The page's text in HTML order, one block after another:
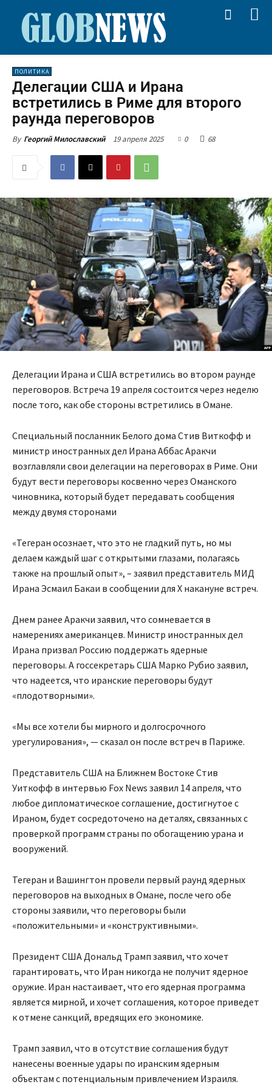
ПОЛИТИКА
Делегации США и Ирана
встретились в Риме для второго
раунда переговоров
By Георгий Милославский 19 апреля 2025 0 68
Делегации Ирана и США встретились во втором раунде
переговоров. Встреча 19 апреля состоится через неделю
после того, как обе стороны встретились в Омане.
Специальный посланник Белого дома Стив Виткофф и
министр иностранных дел Ирана Аббас Аракчи
возглавляли свои делегации на переговорах в Риме. Они
будут вести переговоры косвенно через Оманского
чиновника, который будет передавать сообщения
между двумя сторонами
«Тегеран осознает, что это не гладкий путь, но мы
делаем каждый шаг с открытыми глазами, полагаясь
также на прошлый опыт», – заявил представитель МИД
Ирана Эсмаил Бакаи в сообщении для X накануне встреч.
Днем ранее Аракчи заявил, что сомневается в
намерениях американцев. Министр иностранных дел
Ирана призвал Россию поддержать ядерные
переговоры. А госсекретарь США Марко Рубио заявил,
что надеется, что иранские переговоры будут
«плодотворными».
«Мы все хотели бы мирного и долгосрочного
урегулирования», — сказал он после встреч в Париже.
Представитель США на Ближнем Востоке Стив
Уиткофф в интервью Fox News заявил 14 апреля, что
любое дипломатическое соглашение, достигнутое с
Ираном, будет сосредоточено на деталях, связанных с
проверкой программ страны по обогащению урана и
вооружений.
Тегеран и Вашингтон провели первый раунд ядерных
переговоров на выходных в Омане, после чего обе
стороны заявили, что переговоры были
«положительными» и «конструктивными».
Президент США Дональд Трамп заявил, что хочет
гарантировать, что Иран никогда не получит ядерное
оружие. Иран настаивает, что его ядерная программа
является мирной, и хочет соглашения, которое приведет
к отмене санкций, вредящих его экономике.
Трамп заявил, что в отсутствие соглашения будут
нанесены военные удары по иранским ядерным
объектам с потенциальным привлечением Израиля.